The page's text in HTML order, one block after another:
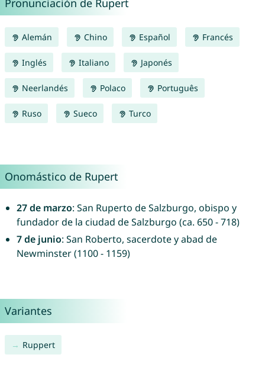
Pronunciación de Rupert
Alemán Chino Español Francés
Inglés Italiano Japonés
Neerlandés Polaco Português
Ruso Sueco Turco
Onomástico de Rupert
27 de marzo: San Ruperto de Salzburgo, obispo y
fundador de la ciudad de Salzburgo (ca. 650 - 718)
7 de junio: San Roberto, sacerdote y abad de
Newminster (1100 - 1159)
Variantes
Ruppert